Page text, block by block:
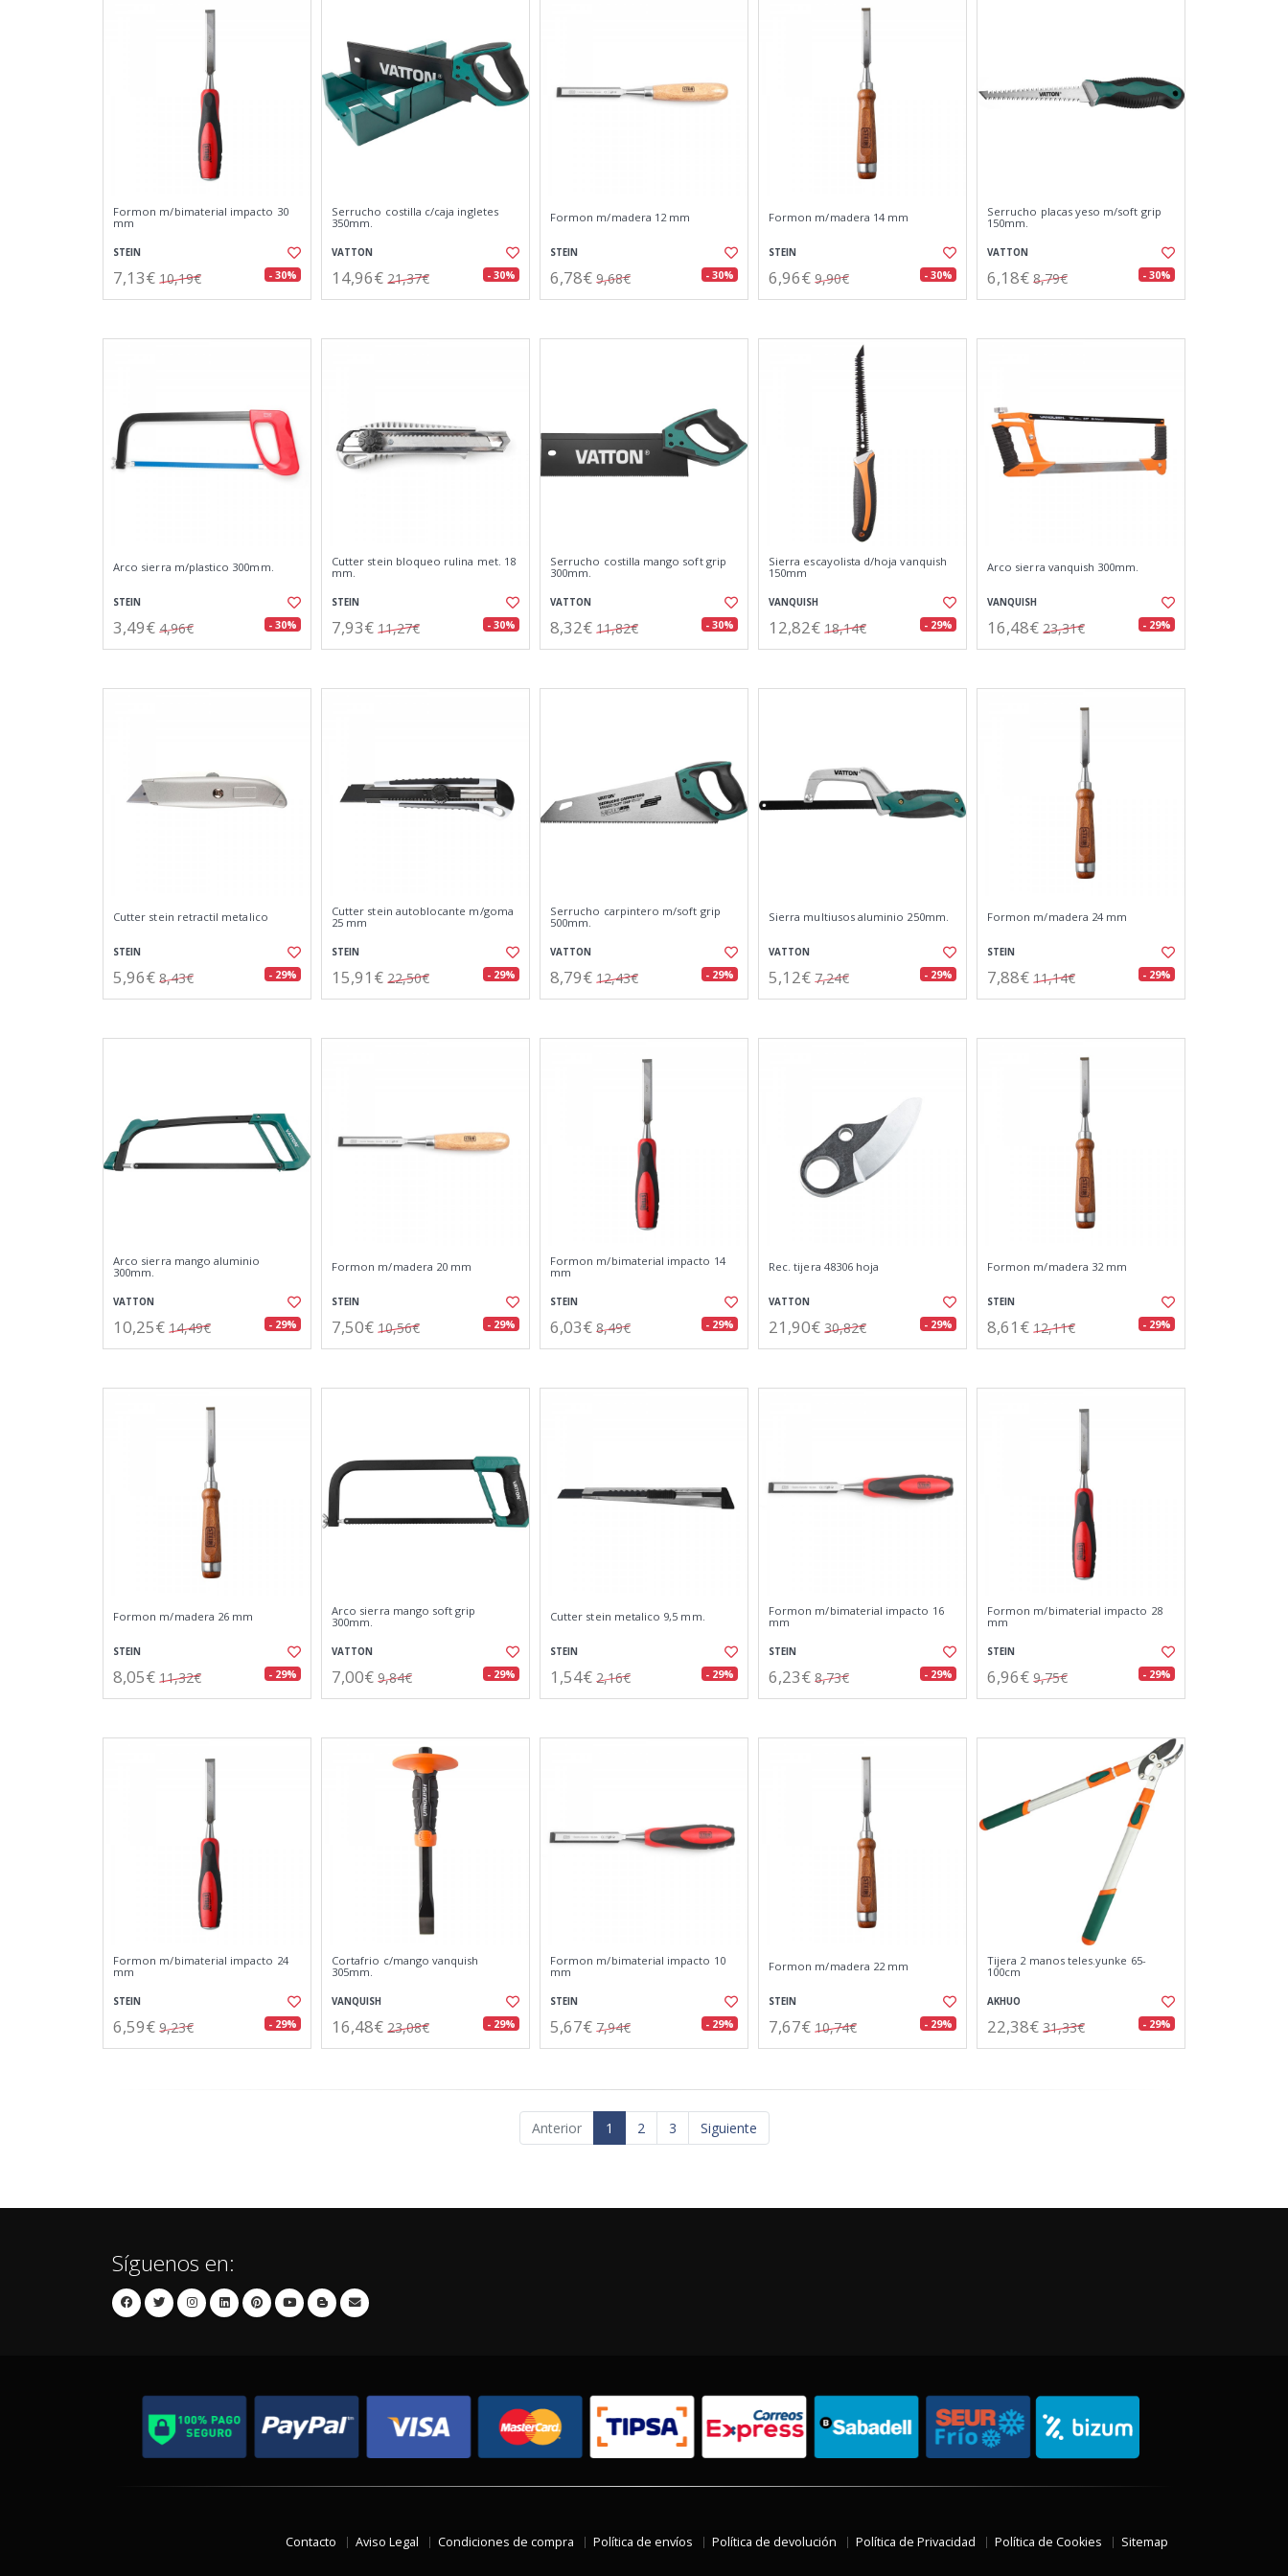
Formon m/bimaterial impacto 30
mm
STEIN
7,13€ 10,19€ - 30%
Serrucho costilla c/caja ingletes
350mm.
VATTON
14,96€ 21,37€ - 30%
Formon m/madera 12 mm
STEIN
6,78€ 9,68€ - 30%
Formon m/madera 14 mm
STEIN
6,96€ 9,90€ - 30%
Serrucho placas yeso m/soft grip
150mm.
VATTON
6,18€ 8,79€ - 30%
Arco sierra m/plastico 300mm.
STEIN
3,49€ 4,96€ - 30%
Cutter stein bloqueo rulina met. 18
mm.
STEIN
7,93€ 11,27€ - 30%
Serrucho costilla mango soft grip
300mm.
VATTON
8,32€ 11,82€ - 30%
Sierra escayolista d/hoja vanquish
150mm
VANQUISH
12,82€ 18,14€ - 29%
Arco sierra vanquish 300mm.
VANQUISH
16,48€ 23,31€ - 29%
Cutter stein retractil metalico
STEIN
5,96€ 8,43€ - 29%
Cutter stein autoblocante m/goma
25 mm
STEIN
15,91€ 22,50€ - 29%
Serrucho carpintero m/soft grip
500mm.
VATTON
8,79€ 12,43€ - 29%
Sierra multiusos aluminio 250mm.
VATTON
5,12€ 7,24€ - 29%
Formon m/madera 24 mm
STEIN
7,88€ 11,14€ - 29%
Arco sierra mango aluminio
300mm.
VATTON
10,25€ 14,49€ - 29%
Formon m/madera 20 mm
STEIN
7,50€ 10,56€ - 29%
Formon m/bimaterial impacto 14
mm
STEIN
6,03€ 8,49€ - 29%
Rec. tijera 48306 hoja
VATTON
21,90€ 30,82€ - 29%
Formon m/madera 32 mm
STEIN
8,61€ 12,11€ - 29%
Formon m/madera 26 mm
STEIN
8,05€ 11,32€ - 29%
Arco sierra mango soft grip
300mm.
VATTON
7,00€ 9,84€ - 29%
Cutter stein metalico 9,5 mm.
STEIN
1,54€ 2,16€ - 29%
Formon m/bimaterial impacto 16
mm
STEIN
6,23€ 8,73€ - 29%
Formon m/bimaterial impacto 28
mm
STEIN
6,96€ 9,75€ - 29%
Formon m/bimaterial impacto 24
mm
STEIN
6,59€ 9,23€ - 29%
Cortafrio c/mango vanquish
305mm.
VANQUISH
16,48€ 23,08€ - 29%
Formon m/bimaterial impacto 10
mm
STEIN
5,67€ 7,94€ - 29%
Formon m/madera 22 mm
STEIN
7,67€ 10,74€ - 29%
Tijera 2 manos teles.yunke 65-
100cm
AKHUO
22,38€ 31,33€ - 29%
Anterior 1 2 3 Siguiente
Síguenos en:
Contacto Aviso Legal Condiciones de compra Política de envíos Política de devolución Política de Privacidad Política de Cookies Sitemap